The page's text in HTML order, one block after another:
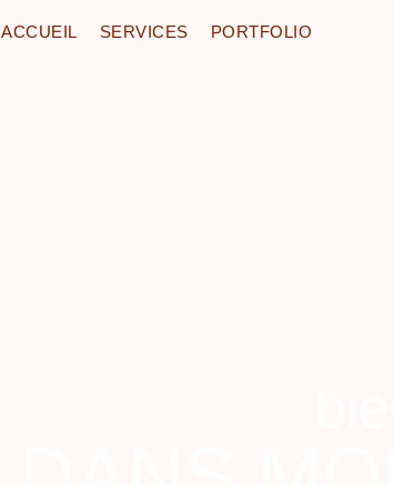
ACCUEIL SERVICES PORTFOLIO